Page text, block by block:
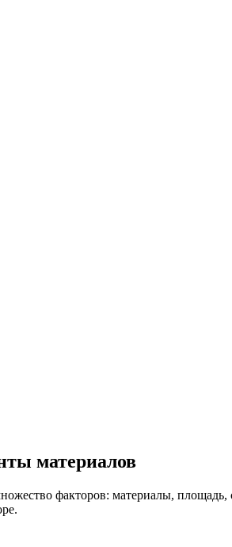
материалов
факторов: материалы,